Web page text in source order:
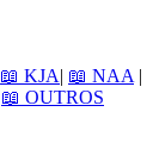
📖 KJA| 📖 NAA |
📖 OUTROS